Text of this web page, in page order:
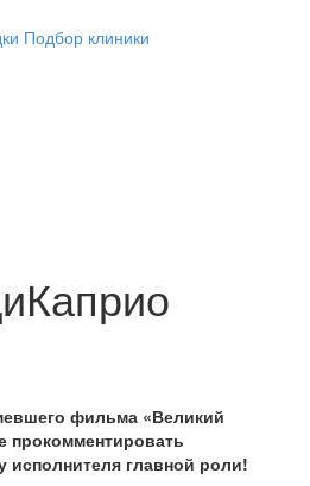
Подбор клиники
фильма «Великий
прокомментировать
главной роли!